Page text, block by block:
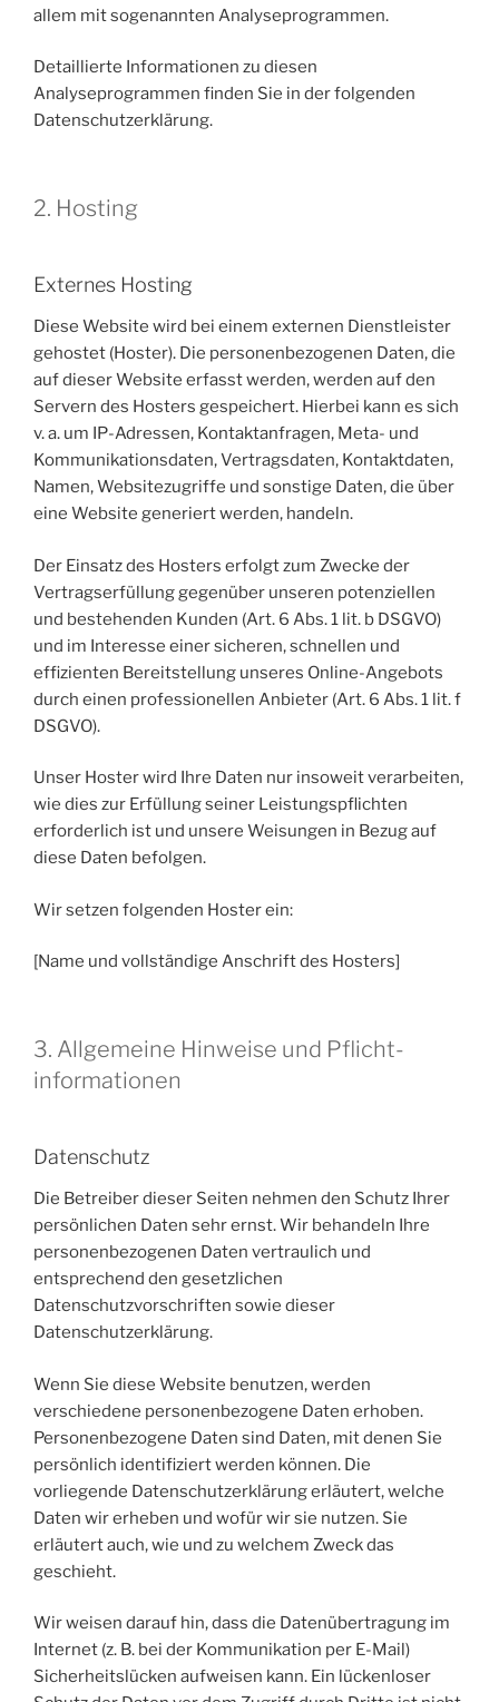
allem mit sogenannten Analyseprogrammen.
Detaillierte Informationen zu diesen
Analyseprogrammen finden Sie in der folgenden
Datenschutzerklärung.
2. Hosting
Externes Hosting
Diese Website wird bei einem externen Dienstleister
gehostet (Hoster). Die personenbezogenen Daten, die
auf dieser Website erfasst werden, werden auf den
Servern des Hosters gespeichert. Hierbei kann es sich
v. a. um IP-Adressen, Kontaktanfragen, Meta- und
Kommunikationsdaten, Vertragsdaten, Kontaktdaten,
Namen, Websitezugriffe und sonstige Daten, die über
eine Website generiert werden, handeln.
Der Einsatz des Hosters erfolgt zum Zwecke der
Vertragserfüllung gegenüber unseren potenziellen
und bestehenden Kunden (Art. 6 Abs. 1 lit. b DSGVO)
und im Interesse einer sicheren, schnellen und
effizienten Bereitstellung unseres Online-Angebots
durch einen professionellen Anbieter (Art. 6 Abs. 1 lit. f
DSGVO).
Unser Hoster wird Ihre Daten nur insoweit verarbeiten,
wie dies zur Erfüllung seiner Leistungspflichten
erforderlich ist und unsere Weisungen in Bezug auf
diese Daten befolgen.
Wir setzen folgenden Hoster ein:
[Name und vollständige Anschrift des Hosters]
3. Allgemeine Hinweise und Pflicht­
informationen
Datenschutz
Die Betreiber dieser Seiten nehmen den Schutz Ihrer
persönlichen Daten sehr ernst. Wir behandeln Ihre
personenbezogenen Daten vertraulich und
entsprechend den gesetzlichen
Datenschutzvorschriften sowie dieser
Datenschutzerklärung.
Wenn Sie diese Website benutzen, werden
verschiedene personenbezogene Daten erhoben.
Personenbezogene Daten sind Daten, mit denen Sie
persönlich identifiziert werden können. Die
vorliegende Datenschutzerklärung erläutert, welche
Daten wir erheben und wofür wir sie nutzen. Sie
erläutert auch, wie und zu welchem Zweck das
geschieht.
Wir weisen darauf hin, dass die Datenübertragung im
Internet (z. B. bei der Kommunikation per E-Mail)
Sicherheitslücken aufweisen kann. Ein lückenloser